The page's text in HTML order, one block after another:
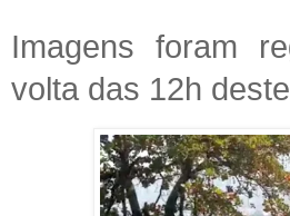
Imagens foram
volta das 12h